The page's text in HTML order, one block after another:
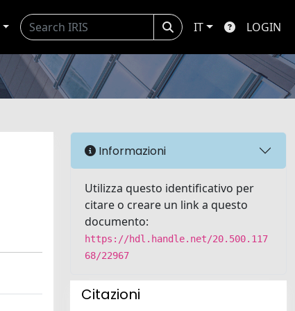
IT LOGIN
Informazioni
Utilizza questo identificativo per
citare o creare un link a questo
documento:
https://hdl.handle.net/20.500.117
68/22967
Citazioni